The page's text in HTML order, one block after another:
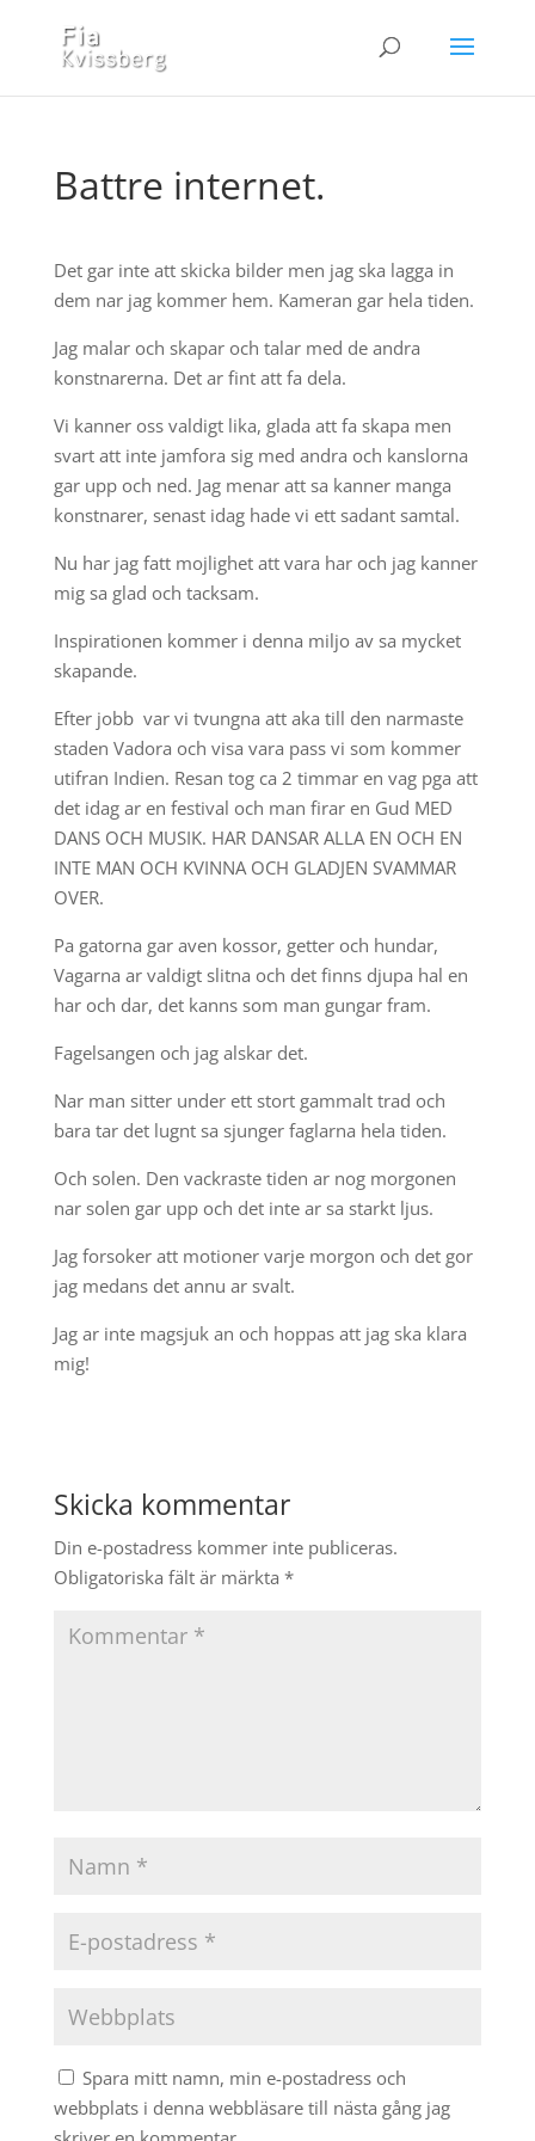
Battre internet.
Det gar inte att skicka bilder men jag ska lagga in
dem nar jag kommer hem. Kameran gar hela tiden.
Jag malar och skapar och talar med de andra
konstnarerna. Det ar fint att fa dela.
Vi kanner oss valdigt lika, glada att fa skapa men
svart att inte jamfora sig med andra och kanslorna
gar upp och ned. Jag menar att sa kanner manga
konstnarer, senast idag hade vi ett sadant samtal.
Nu har jag fatt mojlighet att vara har och jag kanner
mig sa glad och tacksam.
Inspirationen kommer i denna miljo av sa mycket
skapande.
Efter jobb var vi tvungna att aka till den narmaste
staden Vadora och visa vara pass vi som kommer
utifran Indien. Resan tog ca 2 timmar en vag pga att
det idag ar en festival och man firar en Gud MED
DANS OCH MUSIK. HAR DANSAR ALLA EN OCH EN
INTE MAN OCH KVINNA OCH GLADJEN SVAMMAR
OVER.
Pa gatorna gar aven kossor, getter och hundar,
Vagarna ar valdigt slitna och det finns djupa hal en
har och dar, det kanns som man gungar fram.
Fagelsangen och jag alskar det.
Nar man sitter under ett stort gammalt trad och
bara tar det lugnt sa sjunger faglarna hela tiden.
Och solen. Den vackraste tiden ar nog morgonen
nar solen gar upp och det inte ar sa starkt ljus.
Jag forsoker att motioner varje morgon och det gor
jag medans det annu ar svalt.
Jag ar inte magsjuk an och hoppas att jag ska klara
mig!
Skicka kommentar
Din e-postadress kommer inte publiceras.
Obligatoriska fält är märkta *
Spara mitt namn, min e-postadress och
webbplats i denna webbläsare till nästa gång jag